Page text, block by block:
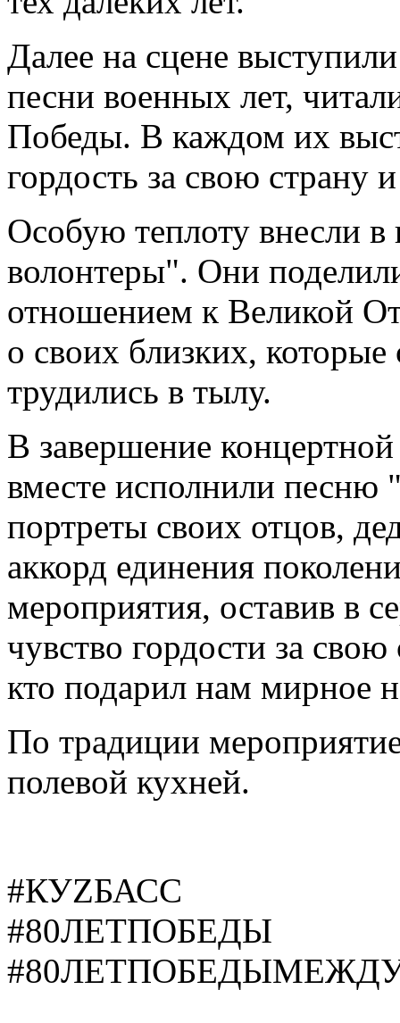
Далее на сцене
песни военных лет,
Победы. В каждом их
гордость за свою страну
Особую теплоту внесли
волонтеры". Они
отношением к Великой
о своих близких,
трудились в тылу.
В завершение
вместе исполнили
портреты своих отцов,
аккорд единения
мероприятия, оставив в
чувство гордости за
кто подарил нам мирное
По традиции
полевой кухней.
#КУZБАСС
#80ЛЕТПОБЕДЫ